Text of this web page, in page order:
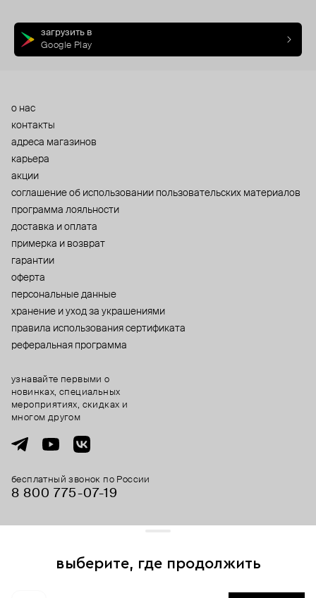
загрузить в
Google Play
о нас
контакты
адреса магазинов
карьера
акции
cоглашение об использовании пользовательских материалов
программа лояльности
доставка и оплата
примерка и возврат
гарантии
оферта
персональные данные
хранение и уход за украшениями
правила использования сертификата
реферальная программа
бесплатный звонок по России
8 800 775⁠-07⁠-19
узнавайте первыми о
новинках, специальных
мероприятиях, скидках и
многом другом
выберите, где продолжить